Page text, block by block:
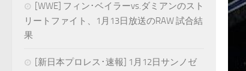
[WWE] フィン･ベイラーvs.ダミアンのスト
リートファイト、1月13日放送のRAW 試合結
果
[新日本プロレス･速報] 1月12日サンノゼ